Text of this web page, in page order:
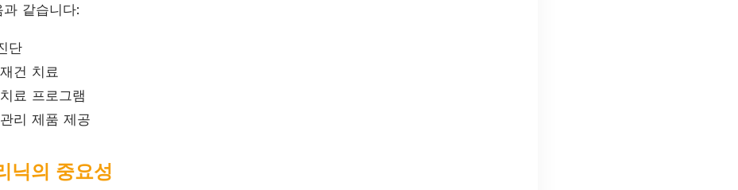
같습니다:
단
건 치료
료 프로그램
리 제품 제공
닉의 중요성